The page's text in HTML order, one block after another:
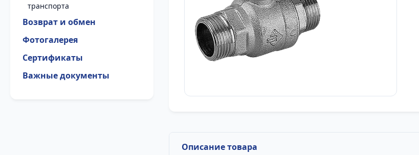
транспорта
Возврат и обмен
Фотогалерея
Сертификаты
Важные документы
Описание товара